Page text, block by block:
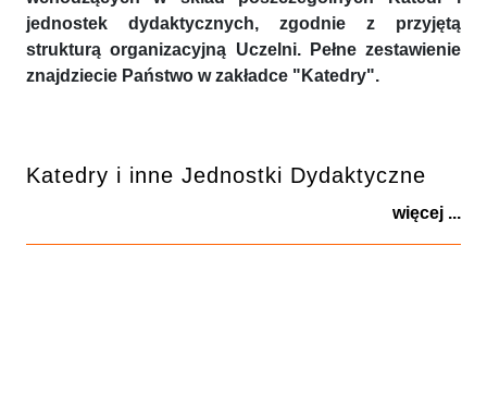
jednostek dydaktycznych, zgodnie z przyjętą
strukturą organizacyjną Uczelni. Pełne zestawienie
znajdziecie Państwo w zakładce "Katedry".
Katedry i inne Jednostki Dydaktyczne
więcej ...